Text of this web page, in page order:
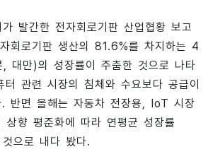
가 발간한 전자회로기판 산업협황 보고
회로기판 생산의 81.6%를 차지하는 4
대만)의 성장률이 주춤한 것으로 나타
터 관련 시장의 침체와 수요보다 공급이
. 반면 올해는 자동차 전장용, IoT 시장
상향 평준화에 따라 연평균 성장률
으로 내다 봤다.